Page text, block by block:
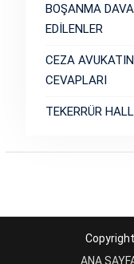
BOŞANMA
EDİLENLER
CEZA
CEVAPLARI
TEKERRÜR
ANA